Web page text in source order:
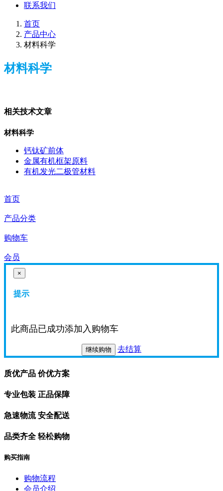
联系我们
首页
产品中心
材料科学
材料科学
相关技术文章
材料科学
钙钛矿前体
金属有机框架原料
有机发光二极管材料
首页
产品分类
购物车
会员
×
提示
此商品已成功添加入购物车
继续购物 去结算
质优产品 价优方案
专业包装 正品保障
急速物流 安全配送
品类齐全 轻松购物
购买指南
购物流程
会员介绍